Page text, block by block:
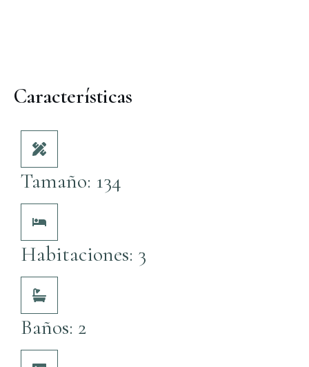
Características
Tamaño: 134
Habitaciones: 3
Baños: 2